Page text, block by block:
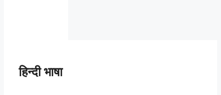
हिन्दी भाषा